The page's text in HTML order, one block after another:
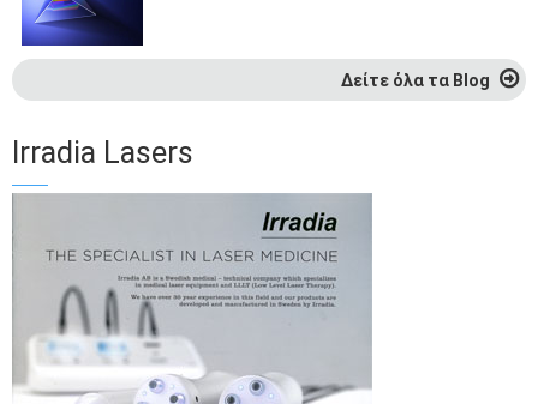
Δείτε όλα τα Blog
Irradia Lasers